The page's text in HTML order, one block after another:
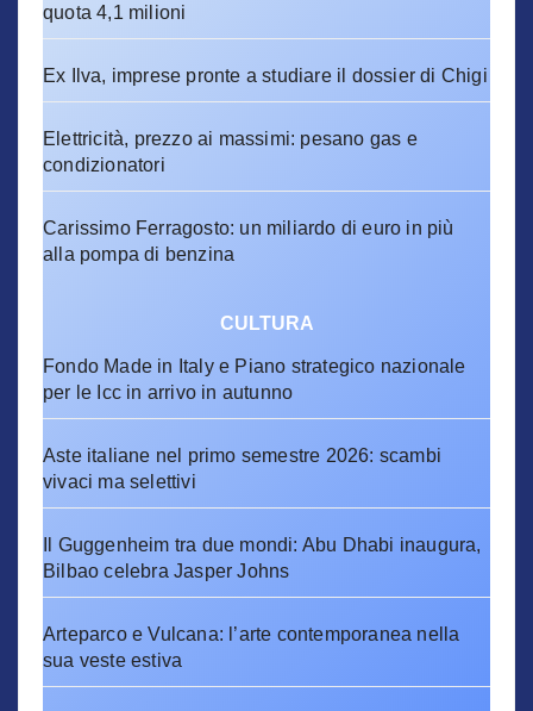
quota 4,1 milioni
Ex Ilva, imprese pronte a studiare il dossier di Chigi
Elettricità, prezzo ai massimi: pesano gas e
condizionatori
Carissimo Ferragosto: un miliardo di euro in più
alla pompa di benzina
CULTURA
Fondo Made in Italy e Piano strategico nazionale
per le Icc in arrivo in autunno
Aste italiane nel primo semestre 2026: scambi
vivaci ma selettivi
Il Guggenheim tra due mondi: Abu Dhabi inaugura,
Bilbao celebra Jasper Johns
Arteparco e Vulcana: l’arte contemporanea nella
sua veste estiva